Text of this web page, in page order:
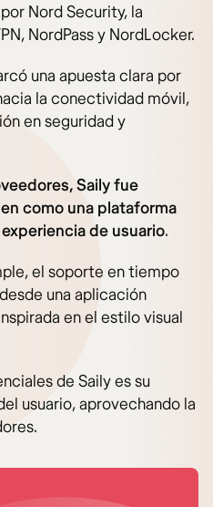
Nord Security, la
NordPass y NordLocker.
una apuesta clara por
la conectividad móvil,
en seguridad y
Saily fue
como una plataforma
de usuario.
el soporte en tiempo
una aplicación
en el estilo visual
de Saily es su
usuario, aprovechando la